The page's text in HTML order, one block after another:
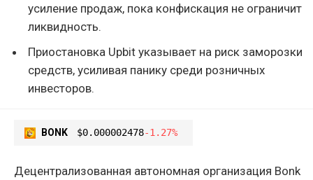
усиление продаж, пока конфискация не ограничит
ликвидность.
Приостановка Upbit указывает на риск заморозки
средств, усиливая панику среди розничных
инвесторов.
BONK $0.000002478-1.27%
Децентрализованная автономная организация Bonk